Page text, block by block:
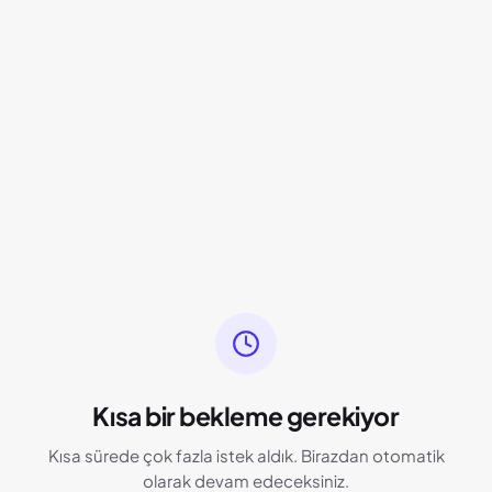
Kısa bir bekleme gerekiyor
Kısa sürede çok fazla istek aldık. Birazdan otomatik
olarak devam edeceksiniz.